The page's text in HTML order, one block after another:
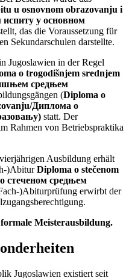
u osnovnom obrazovanju i
у основном
das die Voraussetzung für
Sekundarschulen darstellte.
Jugoslawien in der Regel
o trogodišnjem srednjem
средњем
(Diploma o
Диплома о
statt. Der
Rahmen von Betriebspraktika
Ausbildung erhält
)AbiturDiploma o stečenom
стеченом средњем
)Abiturprüfung erwirbt der
Meisterausbildung.
Jugoslawien existiert seit